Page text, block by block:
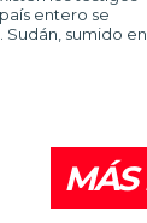
sumido en
MÁS